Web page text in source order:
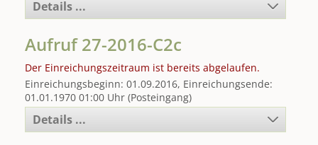
Details ...
Aufruf 27-2016-C2c
Der Einreichungszeitraum ist bereits abgelaufen.
Einreichungsbeginn: 01.09.2016, Einreichungsende:
01.01.1970 01:00 Uhr (Posteingang)
Details ...